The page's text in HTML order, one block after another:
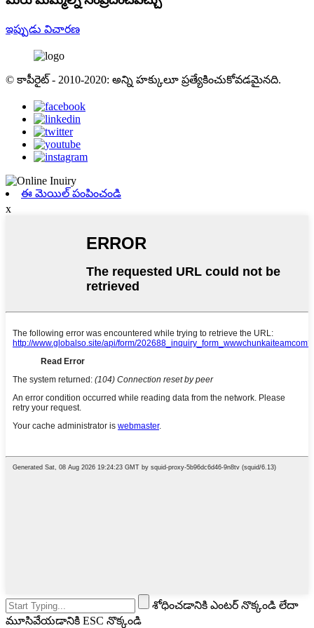
ఇప్పుడు విచారణ
© కాపీరైట్ - 2010-2020: అన్ని హక్కులూ ప్రత్యేకించుకోవడమైనది.
ఈ మెయిల్ పంపించండి
x
శోధించడానికి ఎంటర్ నొక్కండి లేదా
మూసివేయడానికి ESC నొక్కండి